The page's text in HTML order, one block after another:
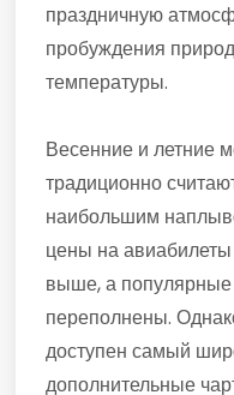
праздничную
пробуждения
температуры.
Весенние и летние
традиционно
наибольшим
цены на
выше, а популярные
переполнены.
доступен самый
дополнительные